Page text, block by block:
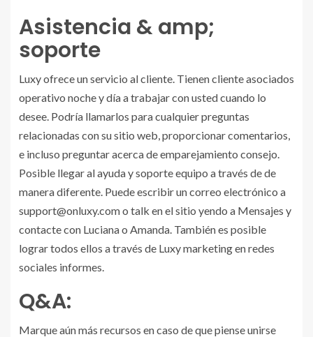
Asistencia & amp;
soporte
Luxy ofrece un servicio al cliente. Tienen cliente asociados
operativo noche y día a trabajar con usted cuando lo
desee. Podría llamarlos para cualquier preguntas
relacionadas con su sitio web, proporcionar comentarios,
e incluso preguntar acerca de emparejamiento consejo.
Posible llegar al ayuda y soporte equipo a través de de
manera diferente. Puede escribir un correo electrónico a
support@onluxy.como talk en el sitio yendo a Mensajes y
contacte con Luciana o Amanda. También es posible
lograr todos ellos a través de Luxy marketing en redes
sociales informes.
Q&A:
Marque aún más recursos en caso de que piense unirse